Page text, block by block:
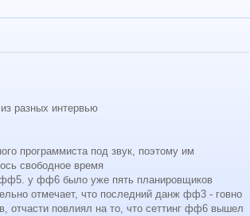
разных интервью
программиста под звук, поэтому им
свободное время
фф5. у фф6 было уже пять планировщиков
отмечает, что последний данж фф3 - говно
отчасти повлиял на то, что сеттинг фф6 вышел